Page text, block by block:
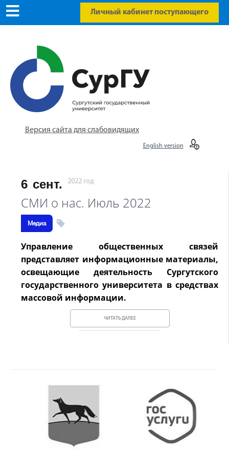
Личный кабинет поступающего
Версия сайта для слабовидящих
English version
6 сент. 2022 год
СМИ о нас. Июль 2022
Медиа
Управление общественных связей
представляет информационные материалы,
освещающие деятельность Сургутского
государственного университета в средствах
массовой информации.
ЧИТАТЬ ДАЛЕЕ